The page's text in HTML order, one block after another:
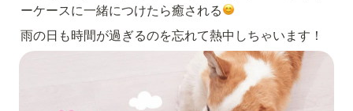
ーケースに一緒につけたら癒される
雨の日も時間が過ぎるのを忘れて熱中しちゃいます！